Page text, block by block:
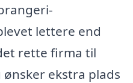
lettere end
rette firma til
ekstra plads